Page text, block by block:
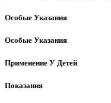
Особые Указания
Особые Указания
Применение У Детей
Показания